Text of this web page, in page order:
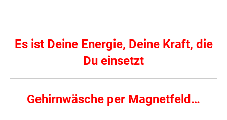
Es ist Deine Energie, Deine Kraft, die
Du einsetzt
Gehirnwäsche per Magnetfeld…